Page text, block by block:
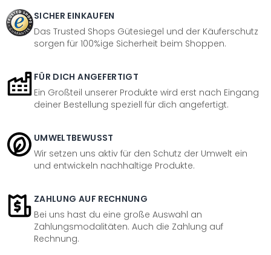
SICHER EINKAUFEN
Das Trusted Shops Gütesiegel und der Käuferschutz
sorgen für 100%ige Sicherheit beim Shoppen.
FÜR DICH ANGEFERTIGT
Ein Großteil unserer Produkte wird erst nach Eingang
deiner Bestellung speziell für dich angefertigt.
UMWELTBEWUSST
Wir setzen uns aktiv für den Schutz der Umwelt ein
und entwickeln nachhaltige Produkte.
ZAHLUNG AUF RECHNUNG
Bei uns hast du eine große Auswahl an
Zahlungsmodalitäten. Auch die Zahlung auf
Rechnung.